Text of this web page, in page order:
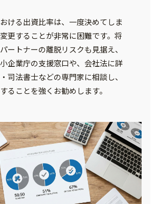
ける出資比率は、一度決めてしま
更することが非常に困難です。将
ートナーの離脱リスクも見据え、
企業庁の支援窓口や、会社法に詳
司法書士などの専門家に相談し、
ることを強くお勧めします。